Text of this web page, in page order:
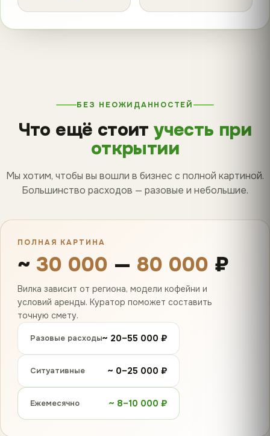
БЕЗ НЕОЖИДАННОСТЕЙ
Что ещё стоитучесть при
открытии
Мы хотим, чтобы вы вошли в бизнес с полной картиной.
Большинство расходов — разовые и небольшие.
ПОЛНАЯ КАРТИНА
~ 30 000 — 80 000 ₽
Вилка зависит от региона, модели кофейни и
условий аренды. Куратор поможет составить
точную смету.
Разовые расходы~ 20–55 000 ₽
Ситуативные ~ 0–25 000 ₽
Ежемесячно ~ 8–10 000 ₽